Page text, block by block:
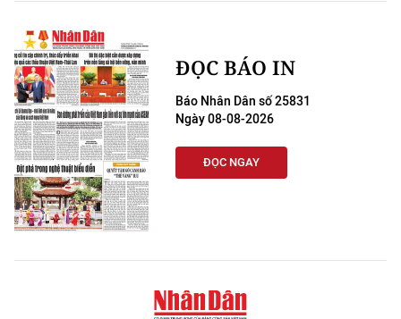
ĐỌC BÁO IN
Báo Nhân Dân số 25831
Ngày 08-08-2026
ĐỌC NGAY